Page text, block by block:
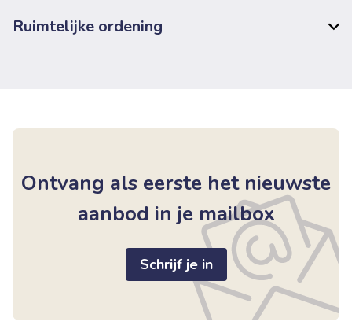
Ruimtelijke ordening
Ontvang als eerste het nieuwste
aanbod in je mailbox
Schrijf je in